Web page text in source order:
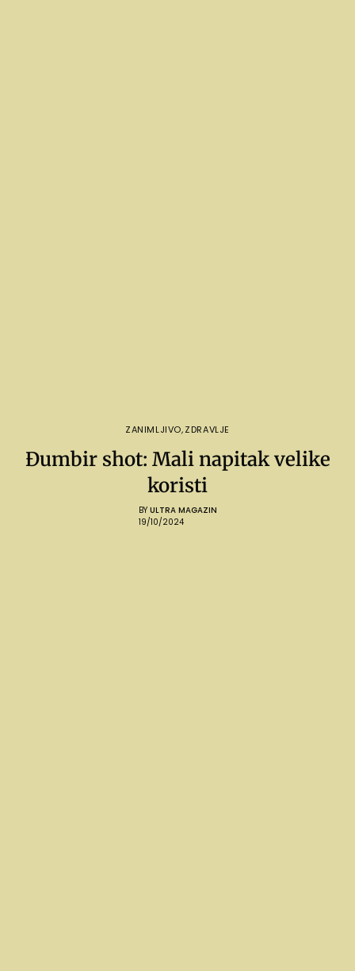
ZANIMLJIVO,ZDRAVLJE
Đumbir shot: Mali napitak velike
koristi
BY ULTRA MAGAZIN
19/10/2024